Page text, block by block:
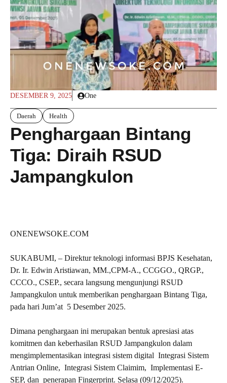
DESEMBER 9, 2025 One
Daerah Health
Penghargaan Bintang
Tiga: Diraih RSUD
Jampangkulon
ONENEWSOKE.COM
SUKABUMI, – Direktur teknologi informasi BPJS Kesehatan,
Dr. Ir. Edwin Aristiawan, MM.,CPM-A., CCGGO., QRGP.,
CCCO., CSEP., secara langsung mengunjungi RSUD
Jampangkulon untuk memberikan penghargaan Bintang Tiga,
pada hari Jum’at 5 Desember 2025.
Dimana penghargaan ini merupakan bentuk apresiasi atas
komitmen dan keberhasilan RSUD Jampangkulon dalam
mengimplementasikan integrasi sistem digital Integrasi Sistem
Antrian Online, Integrasi Sistem Claimim, Implementasi E-
SEP, dan penerapan Fingerprint. Selasa (09/12/2025).